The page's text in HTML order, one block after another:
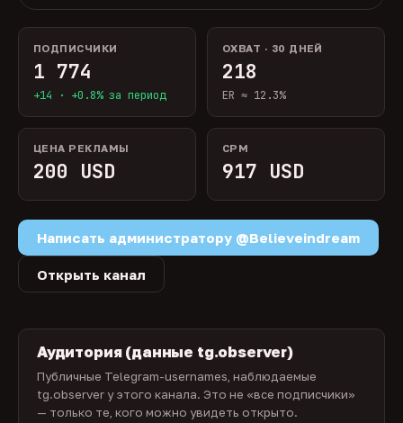
ПОДПИСЧИКИ
1 774
+14 · +0.8% за период
ОХВАТ · 30 ДНЕЙ
218
ER ≈ 12.3%
ЦЕНА РЕКЛАМЫ
200 USD
CPM
917 USD
Написать администратору @Believeindream
Открыть канал
Аудитория (данные tg.observer)
Публичные Telegram-usernames, наблюдаемые
tg.observer у этого канала. Это не «все подписчики»
— только те, кого можно увидеть открыто.